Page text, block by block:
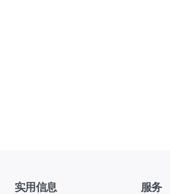
实用信息 服务